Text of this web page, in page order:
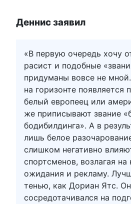
Деннис заявил
«В первую очередь хочу
расист и подобные
придуманы вовсе не
на горизонте появляется
белый европеец или
же приписывают звание
бодибилдинга». А в
лишь белое
слишком негативно
спортсменов, возлагая
ожидания и рекламу.
тенью, как Дориан Ятс.
сосредотачивался на